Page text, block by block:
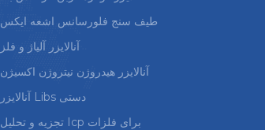
طیف سنج فلورسانس اشعه ایکس
آنالایزر آلیاژ و فلز
آنالایزر هیدروژن نیتروژن اکسیژن
آنالایزر Libs دستی
تجزیه و تحلیل Icp برای فلزات